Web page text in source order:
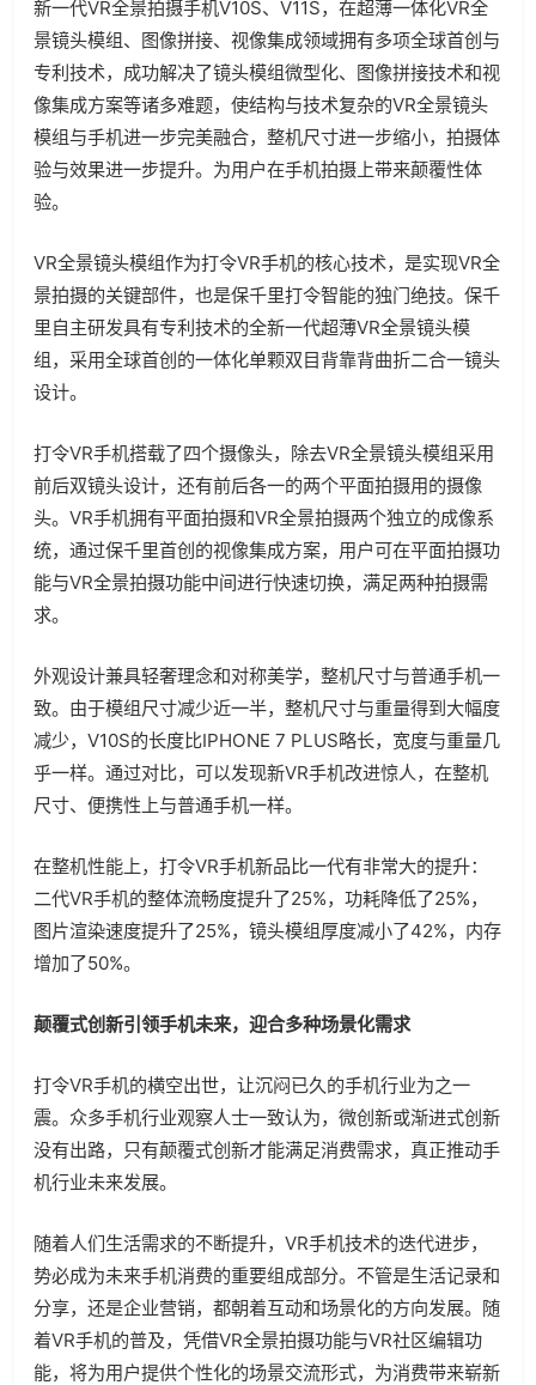
新一代VR全景拍摄手机V10S、V11S，在超薄一体化VR全
景镜头模组、图像拼接、视像集成领域拥有多项全球首创与
专利技术，成功解决了镜头模组微型化、图像拼接技术和视
像集成方案等诸多难题，使结构与技术复杂的VR全景镜头
模组与手机进一步完美融合，整机尺寸进一步缩小，拍摄体
验与效果进一步提升。为用户在手机拍摄上带来颠覆性体
验。
VR全景镜头模组作为打令VR手机的核心技术，是实现VR全
景拍摄的关键部件，也是保千里打令智能的独门绝技。保千
里自主研发具有专利技术的全新一代超薄VR全景镜头模
组，采用全球首创的一体化单颗双目背靠背曲折二合一镜头
设计。
打令VR手机搭载了四个摄像头，除去VR全景镜头模组采用
前后双镜头设计，还有前后各一的两个平面拍摄用的摄像
头。VR手机拥有平面拍摄和VR全景拍摄两个独立的成像系
统，通过保千里首创的视像集成方案，用户可在平面拍摄功
能与VR全景拍摄功能中间进行快速切换，满足两种拍摄需
求。
外观设计兼具轻奢理念和对称美学，整机尺寸与普通手机一
致。由于模组尺寸减少近一半，整机尺寸与重量得到大幅度
减少，V10S的长度比IPHONE 7 PLUS略长，宽度与重量几
乎一样。通过对比，可以发现新VR手机改进惊人，在整机
尺寸、便携性上与普通手机一样。
在整机性能上，打令VR手机新品比一代有非常大的提升：
二代VR手机的整体流畅度提升了25%，功耗降低了25%，
图片渲染速度提升了25%，镜头模组厚度减小了42%，内存
增加了50%。
颠覆式创新引领手机未来，迎合多种场景化需求
打令VR手机的横空出世，让沉闷已久的手机行业为之一
震。众多手机行业观察人士一致认为，微创新或渐进式创新
没有出路，只有颠覆式创新才能满足消费需求，真正推动手
机行业未来发展。
随着人们生活需求的不断提升，VR手机技术的迭代进步，
势必成为未来手机消费的重要组成部分。不管是生活记录和
分享，还是企业营销，都朝着互动和场景化的方向发展。随
着VR手机的普及，凭借VR全景拍摄功能与VR社区编辑功
能，将为用户提供个性化的场景交流形式，为消费带来崭新